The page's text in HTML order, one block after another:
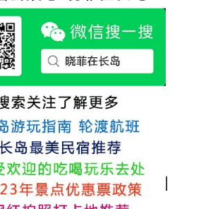
包子非常好吃。 其实长岛可选的酒店、民宿
各不相同，可以根据自己的喜好选择。非常
推荐津岸民宿，关键是老板娘晓菲很细心、
热情，能根据我提出的需求来安排房间，这
点很好。